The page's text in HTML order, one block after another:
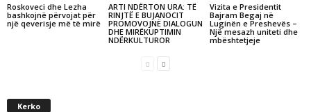
Roskoveci dhe Lezha
bashkojnë përvojat për
një qeverisje më të mirë
ARTI NDËRTON URA: TË
RINJTË E BUJANOCIT
PROMOVOJNË DIALOGUN
DHE MIRËKUPTIMIN
NDËRKULTUROR
Vizita e Presidentit
Bajram Begaj në
Luginën e Preshevës –
Një mesazh uniteti dhe
mbështetjeje
Kerko